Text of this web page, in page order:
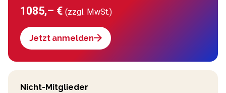
1085,– €(zzgl. MwSt.)
Jetzt anmelden
Nicht-Mitglieder